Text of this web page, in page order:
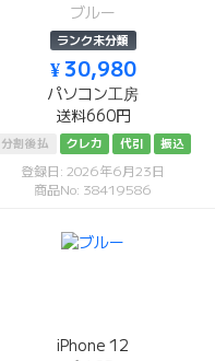
ブルー
ランク未分類
¥ 30,980
パソコン工房
送料660円
分割後払 クレカ 代引 振込
登録日: 2026年6月23日
商品No: 38419586
iPhone 12